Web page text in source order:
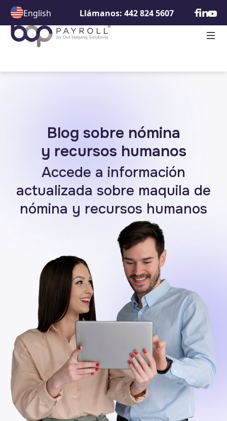
English Llámanos: 442 824 5607
Blog sobre nómina
y recursos humanos
Accede a información
actualizada sobre maquila de
nómina y recursos humanos